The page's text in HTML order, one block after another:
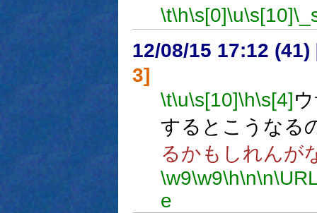
\t\h\s[0]\u\s[10]
12/08/15 17:12 (41)
3]
\t\u\s[10]\h\s[4]
するとこうなる
るかもしれんが
\w9\w9\h\n\n
e